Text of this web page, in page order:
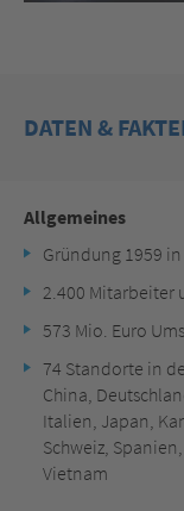
DATEN &
Allgemeines
Gründung 1959
2.400 Mitarbeiter
573 Mio. Euro
74 Standorte in
China,
Italien, Japan,
Schweiz,
Vietnam